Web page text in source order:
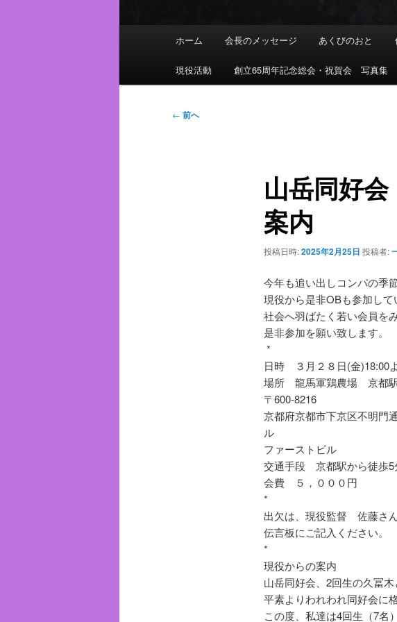
メ
ホーム 会長のメッセージ あくびのおと
現役活動 創立65周年記念総会・祝賀会 写真集
投
← 前へ
山岳同好
案内
投稿日時:2025年2月25日 投稿者:
今年も追い出しコンパの季
現役から是非OBも参加して
社会へ羽ばたく若い会員を
是非参加を願い致します。
*
日時 ３月２８日(金)18:00
場所 龍馬軍鶏農場 京都
〒600-8216
京都府京都市下京区不明門
ル 東塩
ファーストビル
交通手段 京都駅から徒歩5
会費 ５，０００円
*
出欠は、現役監督 佐藤さ
伝言板にご記入ください。
*
現役からの案内
山岳同好会、2回生の久冨木
平素よりわれわれ同好会に
この度、私達は4回生（7名）